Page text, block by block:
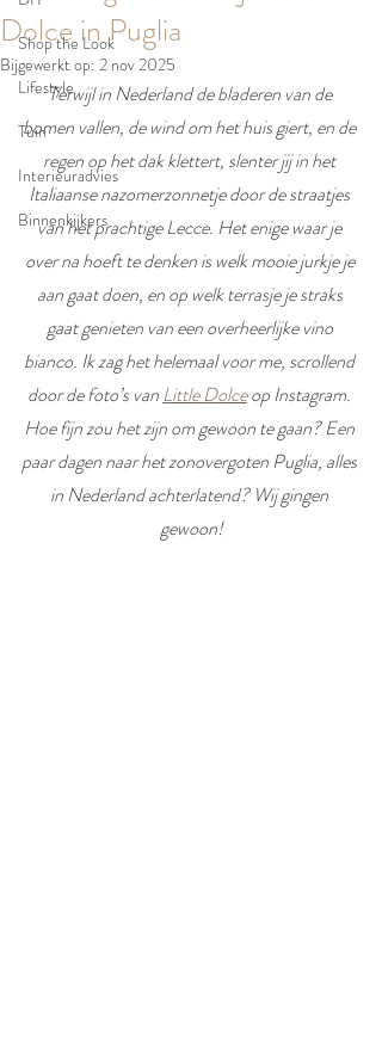
Shop the Look
Lifestyle
Tuin
Interieuradvies
Binnenkijkers
Dolce in Puglia
Bijgewerkt op: 2 nov 2025
Terwijl in Nederland de bladeren van de
bomen vallen, de wind om het huis giert, en de
regen op het dak klettert, slenter jij in het
Italiaanse nazomerzonnetje door de straatjes
van het prachtige Lecce. Het enige waar je
over na hoeft te denken is welk mooie jurkje je
aan gaat doen, en op welk terrasje je straks
gaat genieten van een overheerlijke vino
bianco. Ik zag het helemaal voor me, scrollend
door de foto’s van Little Dolce op Instagram.
Hoe fijn zou het zijn om gewoon te gaan? Een
paar dagen naar het zonovergoten Puglia, alles
in Nederland achterlatend? Wij gingen
gewoon!